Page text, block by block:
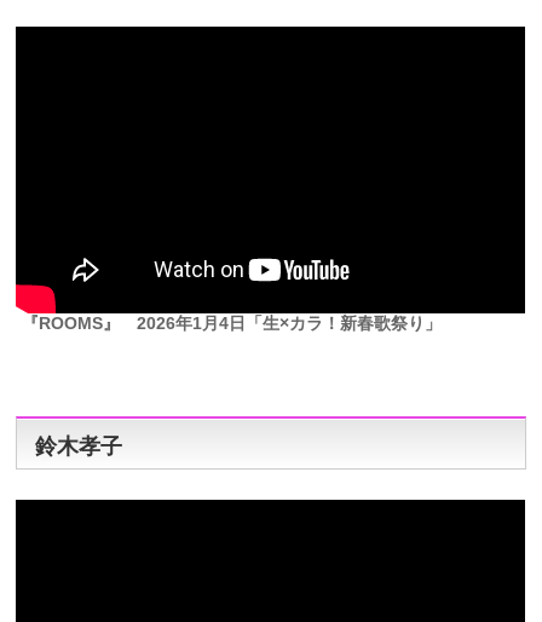
『ROOMS』2026年1月4日「生×カラ！新春歌祭り」
鈴木孝子